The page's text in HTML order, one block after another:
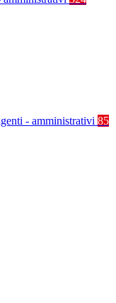
- amministrativi 85